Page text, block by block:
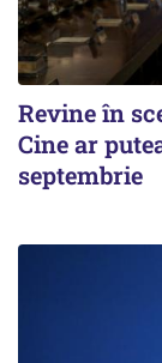
Revine în
Cine ar
septembrie